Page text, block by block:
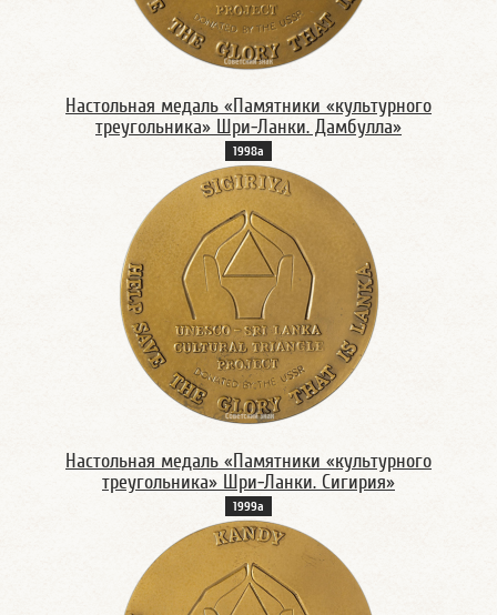
Настольная медаль «Памятники «культурного
треугольника» Шри-Ланки. Дамбулла»
1998а
Настольная медаль «Памятники «культурного
треугольника» Шри-Ланки. Сигирия»
1999а